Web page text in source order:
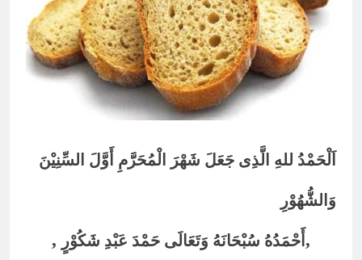
اَلْحَمْدُ للهِ الَّذِى جَعَلَ شَهْرَ الْمُحَرَّمِ أَوَّلَ السِّنِيْنَ
وَالشُّهُوْرِ
, أَحْمَدُهُ سُبْحَانَهُ وَتَعَالَى حَمْدَ عَبْدِ شَكُوْرٍ ,